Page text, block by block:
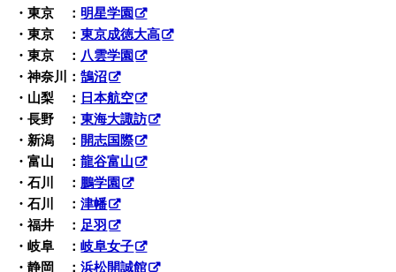
・東京 ： 明星学園
・東京 ：東京成徳大高
・東京 ： 八雲学園
・神奈川：鵠沼
・山梨 ：
日本航空
・長野 ：東海大諏訪
・新潟 ： 開志国際
・富山 ：龍谷富山
・石川 ： 鵬学園
・石川 ：津幡
・福井 ： 足羽
・岐阜 ：岐阜女子
・静岡 ：浜松開誠館